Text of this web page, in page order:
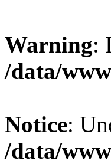
Warning:
/data/
Notice:
/data/